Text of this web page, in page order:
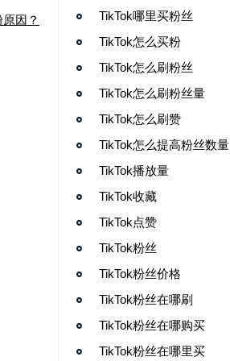
因？
TikTok哪里买粉丝
TikTok怎么买粉
TikTok怎么刷粉丝
TikTok怎么刷粉丝量
TikTok怎么刷赞
TikTok怎么提高粉丝数量
TikTok播放量
TikTok收藏
TikTok点赞
TikTok粉丝
TikTok粉丝价格
TikTok粉丝在哪刷
TikTok粉丝在哪购买
TikTok粉丝在哪里买